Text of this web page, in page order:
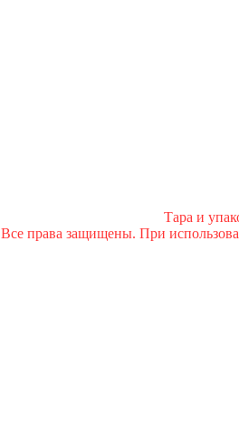
Тара и
Все права защищены. При